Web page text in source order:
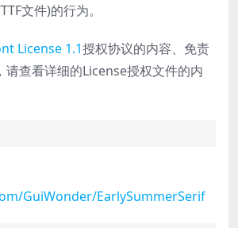
文件)的行为。
License 1.1授权协议的内容、免责
请查看详细的License授权文件的内
GuiWonder/EarlySummerSerif